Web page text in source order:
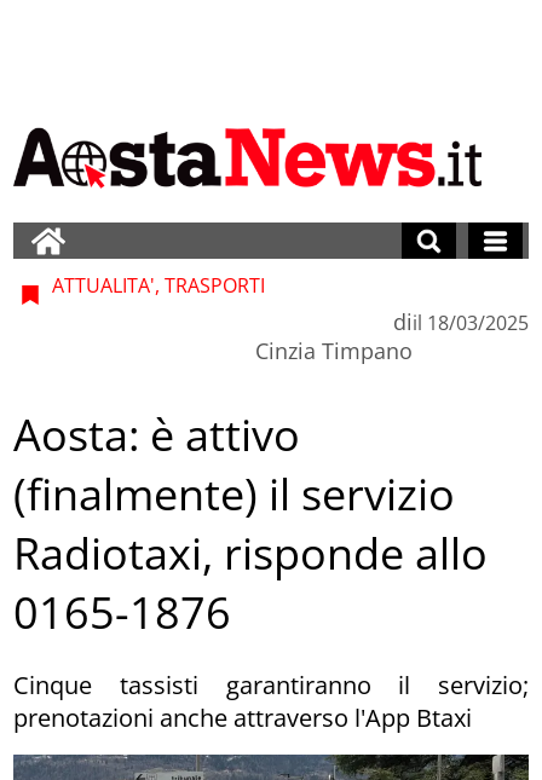
ATTUALITA', TRASPORTI
di
Cinzia Timpano
il 18/03/2025
Aosta: è attivo
(finalmente) il servizio
Radiotaxi, risponde allo
0165-1876
Cinque tassisti garantiranno il servizio;
prenotazioni anche attraverso l'App Btaxi